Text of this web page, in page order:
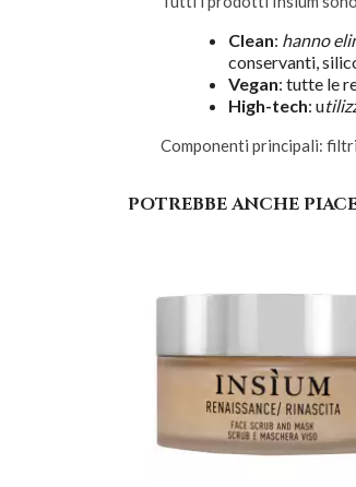
Clean: hanno
conservanti,
Vegan: tutte le
High-tech: u
Componenti principali:
POTREBBE ANCHE